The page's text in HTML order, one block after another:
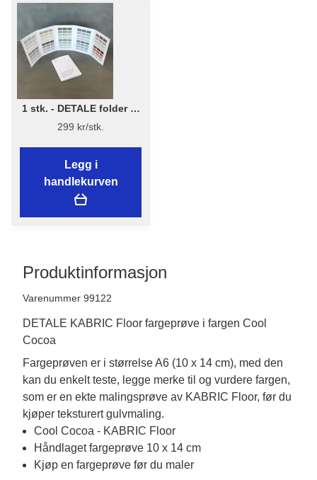
1 stk. - DETALE folder 3-
in-1 - KABRIC, KC14, Matt
Paint
299 kr/stk.
Legg i
handlekurven
Produktinformasjon
Varenummer 99122
DETALE KABRIC Floor fargeprøve i fargen Cool
Cocoa
Fargeprøven er i størrelse A6 (10 x 14 cm), med den
kan du enkelt teste, legge merke til og vurdere fargen,
som er en ekte malingsprøve av KABRIC Floor, før du
kjøper teksturert gulvmaling.
Cool Cocoa - KABRIC Floor
Håndlaget fargeprøve 10 x 14 cm
Kjøp en fargeprøve før du maler